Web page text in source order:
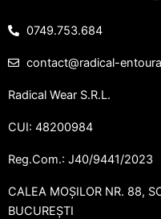
0749.753.684
contact@radical-
Radical Wear S.R.L.
CUI: 48200984
Reg.Com.: J40/9441/2023
CALEA MOȘILOR NR. 88,
BUCUREȘTI